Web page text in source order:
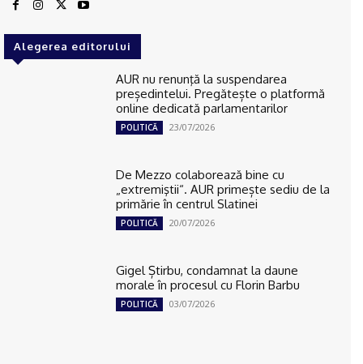
Alegerea editorului
AUR nu renunţă la suspendarea
președintelui. Pregătește o platformă
online dedicată parlamentarilor
POLITICĂ 23/07/2026
De Mezzo colaborează bine cu
„extremiştii“. AUR primește sediu de la
primărie în centrul Slatinei
POLITICĂ 20/07/2026
Gigel Știrbu, condamnat la daune
morale în procesul cu Florin Barbu
POLITICĂ 03/07/2026